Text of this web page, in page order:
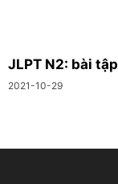
JLPT N2: bài
2021-10-29